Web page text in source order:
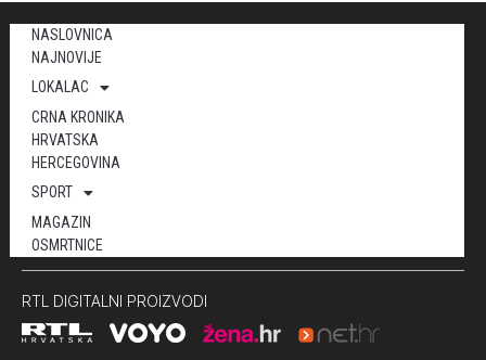
NASLOVNICA
NAJNOVIJE
LOKALAC
CRNA KRONIKA
HRVATSKA
HERCEGOVINA
SPORT
MAGAZIN
OSMRTNICE
RTL DIGITALNI PROIZVODI